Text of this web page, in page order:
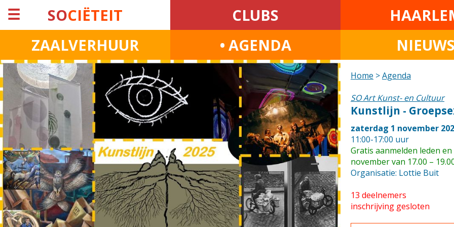
☰ SOCIËTEIT CLUBS
ZAALVERHUUR
• AGENDA
Home >Agenda
SO Art Kunst- en Cultuur
Kunstlijn -
zaterdag 1 november
11:00-17:00 uur
Gratis aanmelden leden
november van 17.00 –
Organisatie: Lottie Buit
13 deelnemers
inschrijving gesloten